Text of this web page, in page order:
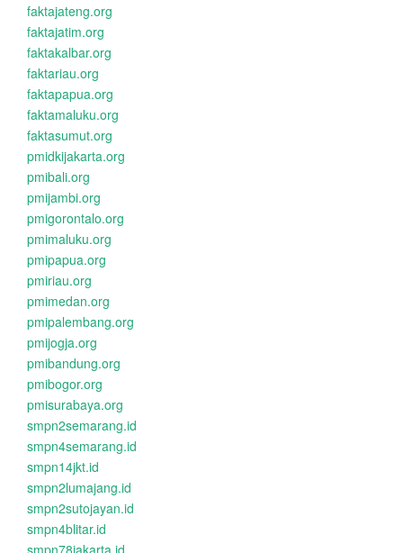
faktajateng.org
faktajatim.org
faktakalbar.org
faktariau.org
faktapapua.org
faktamaluku.org
faktasumut.org
pmidkijakarta.org
pmibali.org
pmijambi.org
pmigorontalo.org
pmimaluku.org
pmipapua.org
pmiriau.org
pmimedan.org
pmipalembang.org
pmijogja.org
pmibandung.org
pmibogor.org
pmisurabaya.org
smpn2semarang.id
smpn4semarang.id
smpn14jkt.id
smpn2lumajang.id
smpn2sutojayan.id
smpn4blitar.id
smpn78jakarta.id